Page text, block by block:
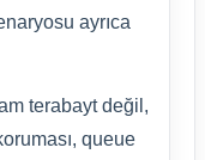
ayrıca
terabayt değil,
queue